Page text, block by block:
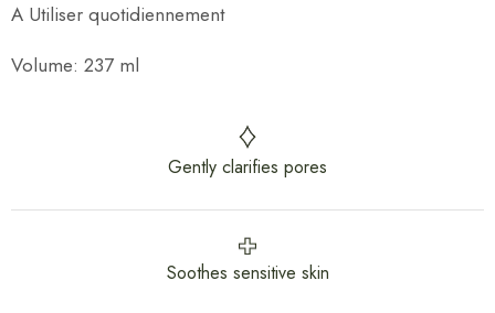
A Utiliser quotidiennement
Volume: 237 ml
Gently clarifies pores
Soothes sensitive skin